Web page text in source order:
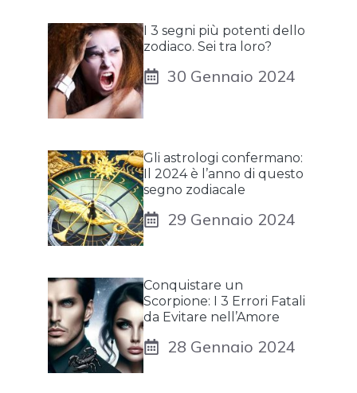
I 3 segni più potenti dello
zodiaco. Sei tra loro?
30 Gennaio 2024
Gli astrologi confermano:
Il 2024 è l’anno di questo
segno zodiacale
29 Gennaio 2024
Conquistare un
Scorpione: I 3 Errori Fatali
da Evitare nell’Amore
28 Gennaio 2024